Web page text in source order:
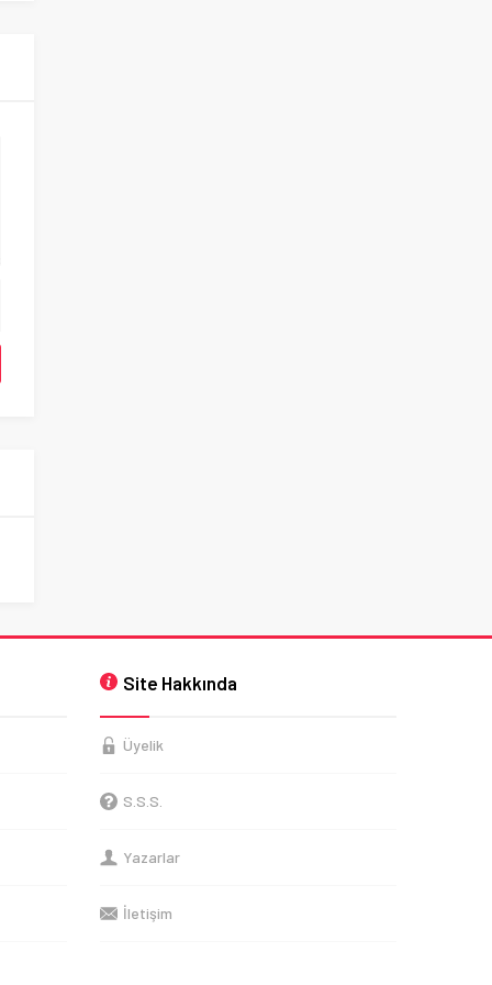
Site Hakkında
Üyelik
S.S.S.
Yazarlar
İletişim